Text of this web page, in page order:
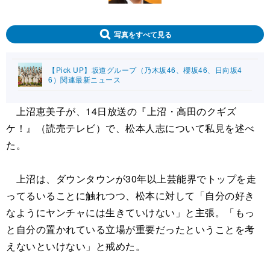
写真をすべて見る
【Pick UP】坂道グループ（乃木坂46、櫻坂46、日向坂4
6）関連最新ニュース
上沼恵美子が、14日放送の『上沼・高田のクギズ
ケ！』（読売テレビ）で、松本人志について私見を述べ
た。
上沼は、ダウンタウンが30年以上芸能界でトップを走
ってるいることに触れつつ、松本に対して「自分の好き
なようにヤンチャには生きていけない」と主張。「もっ
と自分の置かれている立場が重要だったということを考
えないといけない」と戒めた。